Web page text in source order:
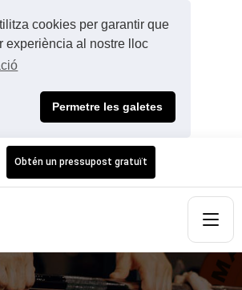
cookies per garantir que
experiència al nostre lloc
Permetre les galetes
Obtén un pressupost gratuït